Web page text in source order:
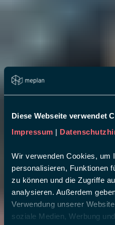
Diese Webseite verwendet
Impressum |
Wir verwenden Cookies, um
personalisieren, Funktionen
zu können und die Zugriffe
analysieren. Außerdem
Verwendung unserer
soziale Medien, Werbung